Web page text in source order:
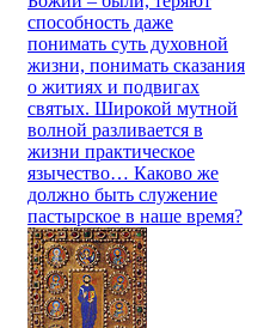
способность даже
понимать суть духовной
жизни, понимать сказания
о житиях и подвигах
святых. Широкой мутной
волной разливается в
жизни практическое
язычество… Каково же
должно быть служение
пастырское в наше время?